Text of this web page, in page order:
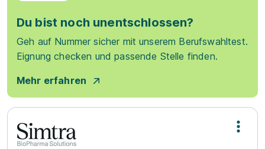
Du bist noch unentschlossen?
Geh auf Nummer sicher mit unserem Berufswahltest.
Eignung checken und passende Stelle finden.
Mehr erfahren